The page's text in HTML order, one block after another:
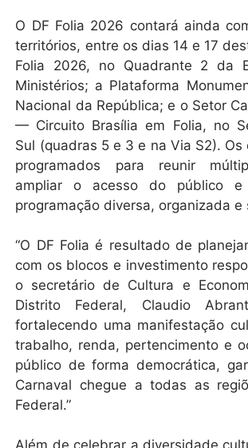
O DF Folia 2026 contará ainda
territórios, entre os dias 14 e 17
Folia 2026, no Quadrante 2 da
Ministérios; a Plataforma
Nacional da República; e o Setor
— Circuito Brasília em Folia, no
Sul (quadras 5 e 3 e na Via S2). Os
programados para reunir
ampliar o acesso do público e
programação diversa, organizada e
“O DF Folia é resultado de
com os blocos e investimento
o secretário de Cultura e
Distrito Federal, Claudio
fortalecendo uma manifestação
trabalho, renda, pertencimento e
público de forma democrática,
Carnaval chegue a todas as
Federal.”